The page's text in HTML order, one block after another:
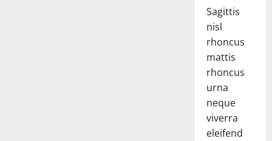
Sagittis
nisl
rhoncus
mattis
rhoncus
urna
neque
viverra
eleifend